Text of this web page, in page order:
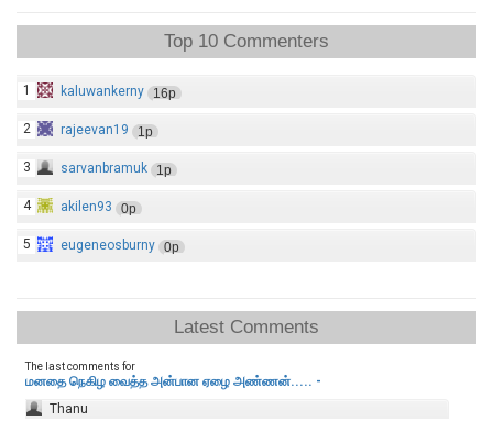
Top 10 Commenters
1 kaluwankerny 16p
2 rajeevan19 1p
3 sarvanbramuk 1p
4 akilen93 0p
5 eugeneosburny 0p
Latest Comments
The last comments for
மனதை நெகிழ வைத்த அன்பான ஏழை அண்ணன்..... -
Thanu